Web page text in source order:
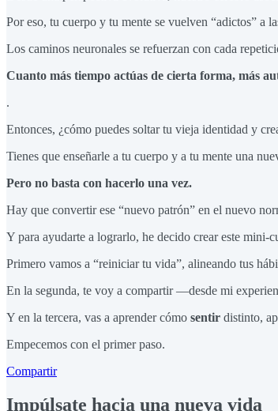
Por eso, tu cuerpo y tu mente se vuelven “adictos” a
Los caminos neuronales se refuerzan con cada
Cuanto más tiempo actúas de cierta forma, más
.
Entonces, ¿cómo puedes soltar tu vieja identidad y
Tienes que enseñarle a tu cuerpo y a tu mente una
Pero no basta con hacerlo una vez.
Hay que convertir ese “nuevo patrón” en el nuevo
Y para ayudarte a lograrlo, he decido crear este mini-
Primero vamos a “reiniciar tu vida”, alineando tus
En la segunda, te voy a compartir —desde mi
Y en la tercera, vas a aprender cómo sentir distinto,
Empecemos con el primer paso.
Compartir
Impúlsate hacia una nueva vida